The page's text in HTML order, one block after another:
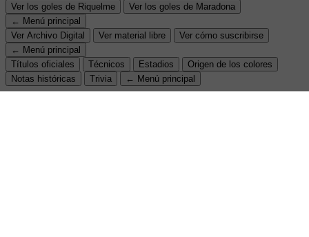
Ver los goles de Riquelme
Ver los goles de Maradona
← Menú principal
Ver Archivo Digital
Ver material libre
Ver cómo suscribirse
← Menú principal
Títulos oficiales
Técnicos Estadios
Origen de los colores
Notas históricas
Trivia ← Menú principal